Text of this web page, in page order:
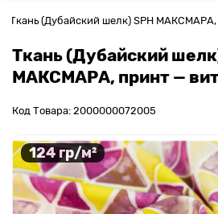
Ткань (Дубайский шелк) SPH
Ткань (Дубайский
МАКСМАРА, принт —
Код Товара: 2000000072005
124 гр/м²